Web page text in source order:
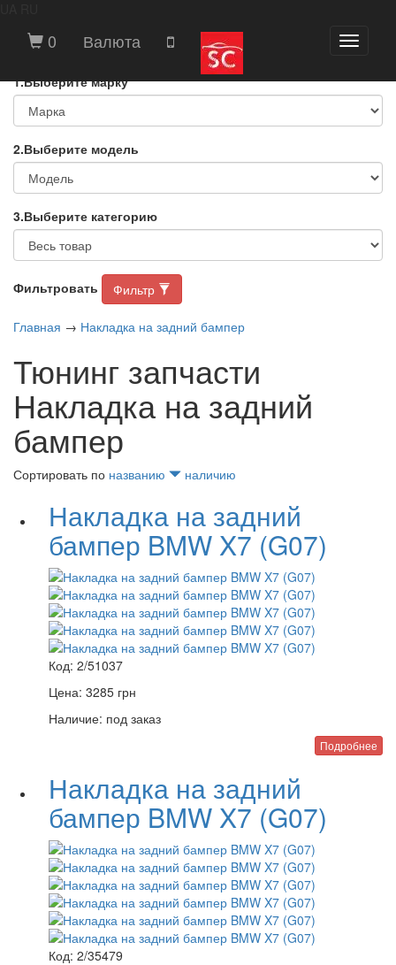
Toggle
0 Валюта
ВЫБЕРИТЕ МАРКУ И МОДЕЛЬ
АВТОМОБИЛЯ
1.Выберите марку
2.Выберите модель
3.Выберите категорию
Фильтровать Фильтр
Главная → Накладка на задний бампер
Тюнинг запчасти
Накладка на задний
бампер
Сортировать по названию наличию
Накладка на задний
бампер BMW X7 (G07)
Код: 2/51037
Цена: 3285 грн
Наличие: под заказ
Подробнее
Накладка на задний
бампер BMW X7 (G07)
Код: 2/35479